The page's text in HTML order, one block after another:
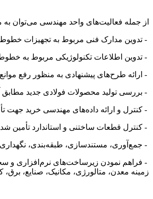
از جمله فعالیت‌های واحد مهندسی می‌توان به
- تدوین مدارک فنی مربوط به تجهیزات خطوط
- تدوین اطلاعات تکنولوژیکی مربوط به خطوط
- ارائه طرح‌های پیشنهادی به منظور رفع
- بررسی تولید محصولات فولادی جدید مطابق
- کنترل و ارائه داده‌های مهندسی خرید جهت
- کنترل قطعات ساختنی و استاندارد تأمین
- جمع‌آوری، مستندسازی، طبقه‌بندی،
زمینه معدن، متالورژی، مکانیک، صنایع،